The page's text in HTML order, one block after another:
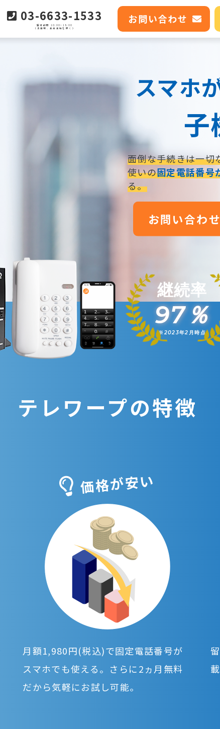
03-6633-1533
受付時間 10:00~18:00
（土日祝、年末年始を除く）
お問い合わせ
スマホ
子
面倒な手続きは一切
使いの固定電話番号
る。
お問い合わ
継続率
97％
※2023年2月時点
テレワープの特徴
価格が安い
月額1,980円(税込)で固定電話番号が
スマホでも使える。さらに2ヵ月無料
だから気軽にお試し可能。